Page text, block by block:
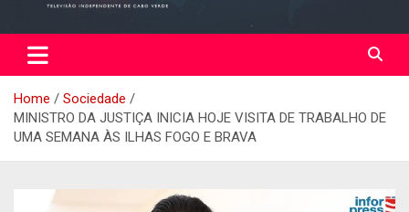
Home
Sociedade
MINISTRO DA JUSTIÇA INICIA HOJE VISITA DE TRABALHO DE
UMA SEMANA ÀS ILHAS FOGO E BRAVA